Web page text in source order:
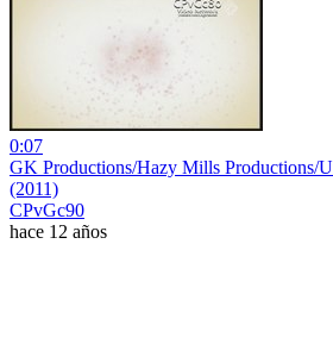
0:07
GK Productions/Hazy Mills Productions/
(2011)
CPvGc90
hace 12 años